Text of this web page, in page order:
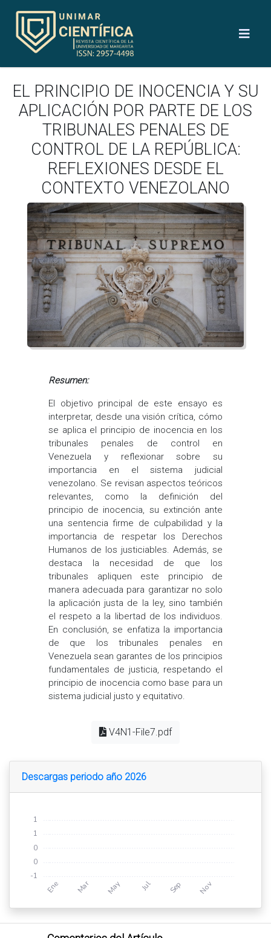
EL PRINCIPIO DE INOCENCIA Y SU
APLICACIÓN POR PARTE DE LOS
TRIBUNALES PENALES DE
CONTROL DE LA REPÚBLICA:
REFLEXIONES DESDE EL
CONTEXTO VENEZOLANO
Resumen:
El objetivo principal de este ensayo es
interpretar, desde una visión crítica, cómo
se aplica el principio de inocencia en los
tribunales penales de control en
Venezuela y reflexionar sobre su
importancia en el sistema judicial
venezolano. Se revisan aspectos teóricos
relevantes, como la definición del
principio de inocencia, su extinción ante
una sentencia firme de culpabilidad y la
importancia de respetar los Derechos
Humanos de los justiciables. Además, se
destaca la necesidad de que los
tribunales apliquen este principio de
manera adecuada para garantizar no solo
la aplicación justa de la ley, sino también
el respeto a la libertad de los individuos.
En conclusión, se enfatiza la importancia
de que los tribunales penales en
Venezuela sean garantes de los principios
fundamentales de justicia, respetando el
principio de inocencia como base para un
sistema judicial justo y equitativo.
V4N1-File7.pdf
Descargas periodo año 2026